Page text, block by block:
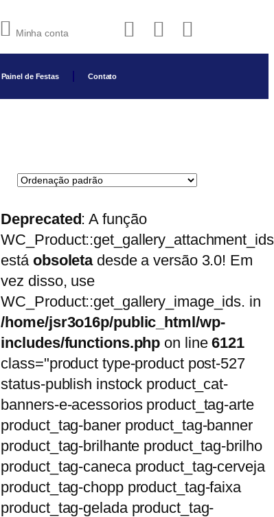
Minha conta
Painel de Festas Contato
Deprecated: A função
WC_Product::get_gallery_attachment_ids
está obsoletadesde a versão 3.0! Em
vez disso, use
WC_Product::get_gallery_image_ids. in
/home/jsr3o16p/public_html/wp-
includes/functions.php on line6121
class="product type-product post-527
status-publish instock product_cat-
banners-e-acessorios product_tag-arte
product_tag-baner product_tag-banner
product_tag-brilhante product_tag-brilho
product_tag-caneca product_tag-cerveja
product_tag-chopp product_tag-faixa
product_tag-gelada product_tag-